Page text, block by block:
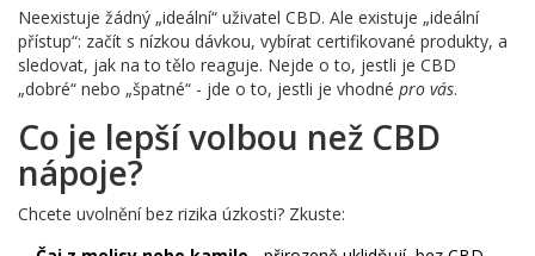
Neexistuje žádný „ideální“ uživatel CBD. Ale existuje „ideální
přístup“: začít s nízkou dávkou, vybírat certifikované produkty, a
sledovat, jak na to tělo reaguje. Nejde o to, jestli je CBD
„dobré“ nebo „špatné“ - jde o to, jestli je vhodné pro vás.
Co je lepší volbou než CBD
nápoje?
Chcete uvolnění bez rizika úzkosti? Zkuste: